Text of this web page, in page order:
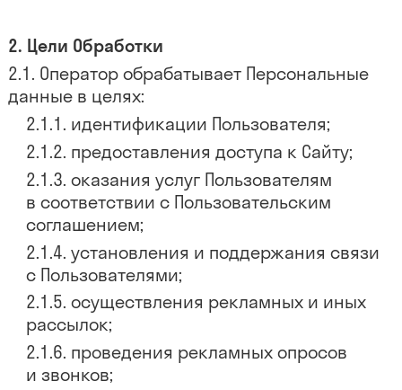
Цели Обработки
Оператор обрабатывает Персональные
данные в целях:
идентификации Пользователя;
предоставления доступа к Сайту;
оказания услуг Пользователям
в соответствии с Пользовательским
соглашением;
установления и поддержания связи
с Пользователями;
осуществления рекламных и иных
рассылок;
проведения рекламных опросов
и звонков;